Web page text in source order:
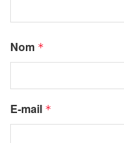
Nom *
E-mail *